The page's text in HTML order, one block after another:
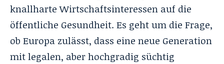
knallharte Wirtschaftsinteressen auf die
öffentliche Gesundheit. Es geht um die Frage,
ob Europa zulässt, dass eine neue Generation
mit legalen, aber hochgradig süchtig